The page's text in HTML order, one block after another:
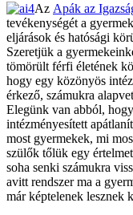
Az Apák az
tevékenységét a
eljárások és hatósági
Szeretjük a
tömörült férfi életének
hogy egy közönyös
érkező, számukra
Elegünk van abból,
intézményesített
most gyermekek, mi
szülők tőlük egy
soha senki számukra
avitt rendszer ma a
már képtelenek lesznek